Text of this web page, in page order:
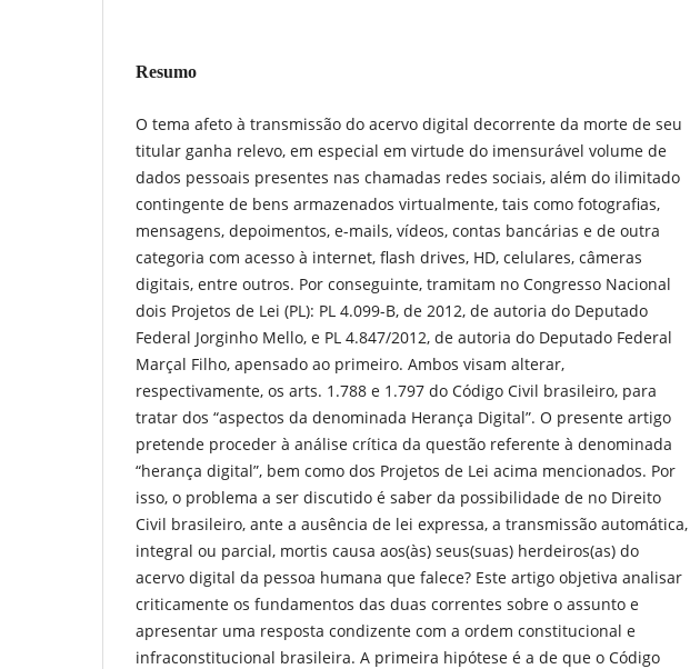
Resumo
O tema afeto à transmissão do acervo digital decorrente da morte de seu
titular ganha relevo, em especial em virtude do imensurável volume de
dados pessoais presentes nas chamadas redes sociais, além do ilimitado
contingente de bens armazenados virtualmente, tais como fotografias,
mensagens, depoimentos, e-mails, vídeos, contas bancárias e de outra
categoria com acesso à internet, flash drives, HD, celulares, câmeras
digitais, entre outros. Por conseguinte, tramitam no Congresso Nacional
dois Projetos de Lei (PL): PL 4.099-B, de 2012, de autoria do Deputado
Federal Jorginho Mello, e PL 4.847/2012, de autoria do Deputado Federal
Marçal Filho, apensado ao primeiro. Ambos visam alterar,
respectivamente, os arts. 1.788 e 1.797 do Código Civil brasileiro, para
tratar dos “aspectos da denominada Herança Digital”. O presente artigo
pretende proceder à análise crítica da questão referente à denominada
“herança digital”, bem como dos Projetos de Lei acima mencionados. Por
isso, o problema a ser discutido é saber da possibilidade de no Direito
Civil brasileiro, ante a ausência de lei expressa, a transmissão automática,
integral ou parcial, mortis causa aos(às) seus(suas) herdeiros(as) do
acervo digital da pessoa humana que falece? Este artigo objetiva analisar
criticamente os fundamentos das duas correntes sobre o assunto e
apresentar uma resposta condizente com a ordem constitucional e
infraconstitucional brasileira. A primeira hipótese é a de que o Código